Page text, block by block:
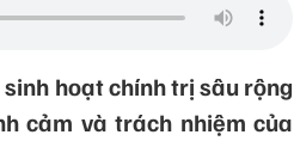
hoạt chính trị sâu rộng
cảm và trách nhiệm của